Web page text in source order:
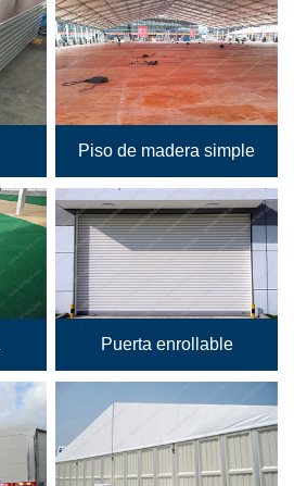
Piso de madera simple
Puerta enrollable